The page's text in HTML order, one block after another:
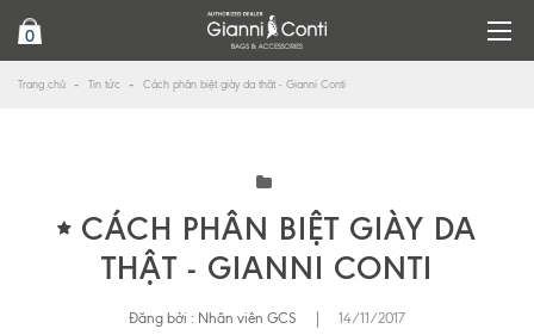
0
Trang chủ Tin tức Cách phân biệt giày da thật - Gianni Conti
CÁCH PHÂN BIỆT GIÀY DA
THẬT - GIANNI CONTI
Đăng bởi : Nhân viên GCS 14/11/2017